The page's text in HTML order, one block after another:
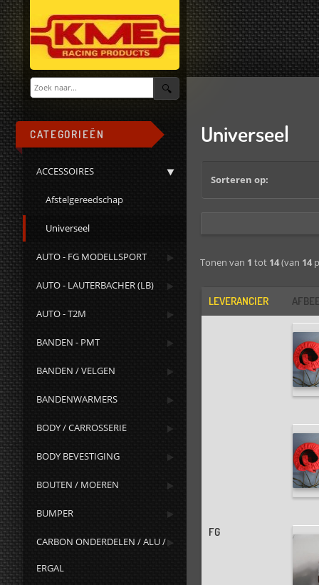
CATEGORIEËN
ACCESSOIRES
Afstelgereedschap
Universeel
AUTO - FG MODELLSPORT
AUTO - LAUTERBACHER (LB)
AUTO - T2M
BANDEN - PMT
BANDEN / VELGEN
BANDENWARMERS
BODY / CARROSSERIE
BODY BEVESTIGING
BOUTEN / MOEREN
BUMPER
CARBON ONDERDELEN / ALU /
ERGAL
Universeel
Sorteren op:
Tonen van 1 tot 14(van 14
LEVERANCIER
FG